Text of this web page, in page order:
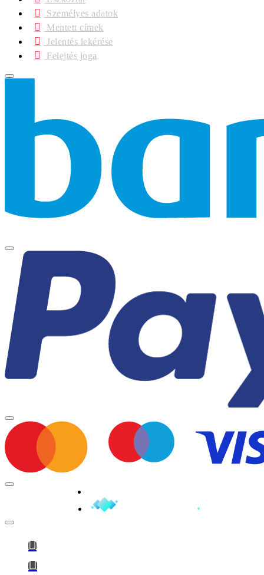
Személyes adatok
Mentett címek
Jelentés lekérése
Felejtés joga